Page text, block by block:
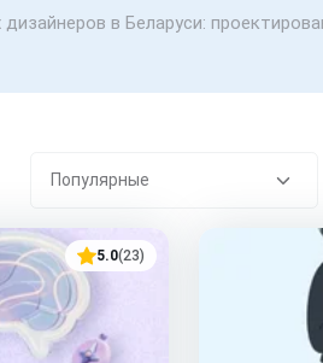
в Беларуси:
5.0(23)